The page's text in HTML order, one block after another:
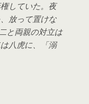
していた。夜
放って置けな
と両親の対立は
八虎に、「溺